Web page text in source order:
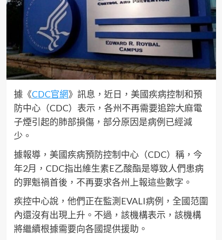
據《CDC官網》訊息，近日，美國疾病控制和預
防中心（CDC）表示，各州不再需要追踪大麻電
子煙引起的肺部損傷，部分原因是病例已經減
少。
據報導，美國疾病預防控制中心（CDC）稱，今
年2月，CDC指出維生素E乙酸酯是導致人們患病
的罪魁禍首後，不再要求各州上報這些數字。
疾控中心說，他們正在監測EVALI病例，全國范圍
內還沒有出現上升。不過，該機構表示，該機構
將繼續根據需要向各國提供援助。